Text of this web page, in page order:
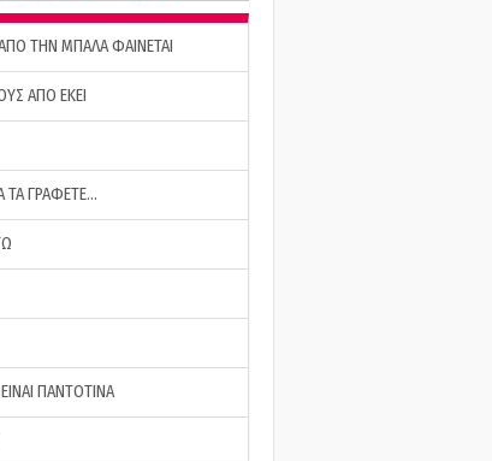
ΤΗΝ ΜΠΑΛΑ ΦΑΙΝΕΤΑΙ
ΑΠΟ ΕΚΕΙ
ΤΑ ΓΡΑΦΕΤΕ…
ΠΑΝΤΟΤΙΝΑ